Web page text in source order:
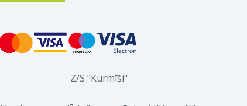
Z/S "Kurmīši"